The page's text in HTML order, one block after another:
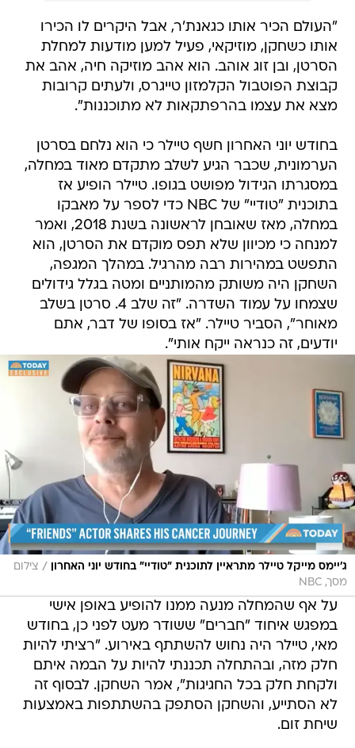
"העולם הכיר אותו כגאנת'ר, אבל היקרים לו הכירו
אותו כשחקן, מוזיקאי, פעיל למען מודעות למחלת
הסרטן, ובן זוג אוהב. הוא אהב מוזיקה חיה, אהב את
קבוצת הפוטבול הקלמזון טייגרס, ולעתים קרובות
מצא את עצמו בהרפתקאות לא מתוכננות".
בחודש יוני האחרון חשף טיילר כי הוא נלחם בסרטן
הערמונית, שכבר הגיע לשלב מתקדם מאוד במחלה,
במסגרתו הגידול מפושט בגופו. טיילר הופיע אז
בתוכנית "טודיי" של NBC כדי לספר על מאבקו
במחלה, מאז שאובחן לראשונה בשנת 2018, ואמר
למנחה כי מכיוון שלא תפס מוקדם את הסרטן, הוא
התפשט במהירות רבה מהרגיל. במהלך המגפה,
השחקן היה משותק מהמותניים ומטה בגלל גידולים
שצמחו על עמוד השדרה. "זה שלב 4. סרטן בשלב
מאוחר", הסביר טיילר. "אז בסופו של דבר, אתם
יודעים, זה כנראה ייקח אותי".
ג'יימס מייקל טיילר מתראיין לתוכנית "טודיי" בחודש יוני האחרון / צילום
מסך, NBC
על אף שהמחלה מנעה ממנו להופיע באופן אישי
במפגש איחוד "חברים" ששודר מעט לפני כן, בחודש
מאי, טיילר היה נחוש להשתתף באירוע. "רציתי להיות
חלק מזה, ובהתחלה תכננתי להיות על הבמה איתם
ולקחת חלק בכל החגיגות", אמר השחקן. לבסוף זה
לא הסתייע, והשחקן הסתפק בהשתתפות באמצעות
שיחת זום.